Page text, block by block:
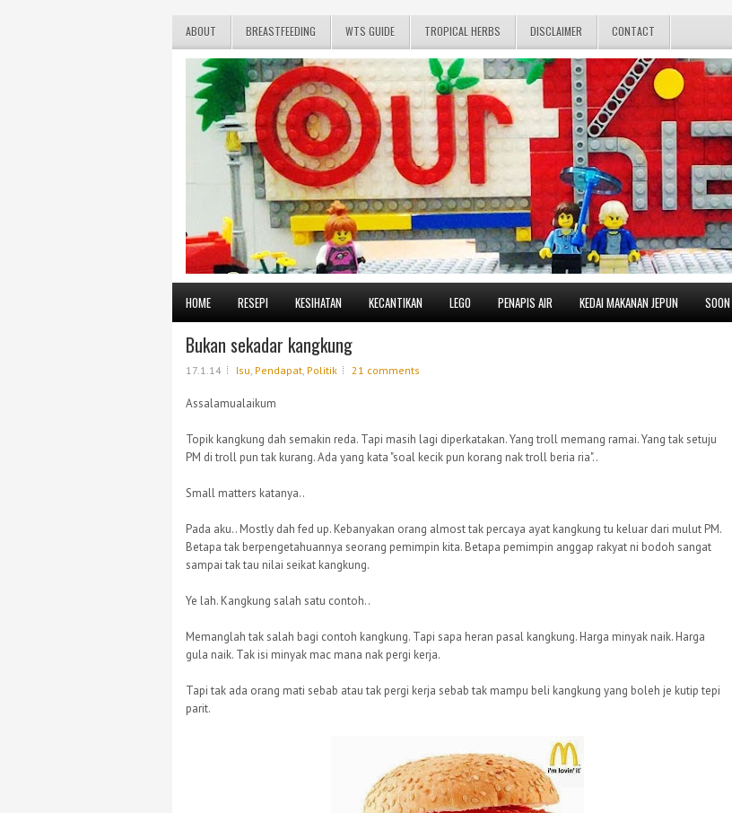
ABOUT BREASTFEEDING WTS GUIDE TROPICAL HERBS DISCLAIMER CONTACT
HOME RESEPI KESIHATAN KECANTIKAN LEGO PENAPIS AIR KEDAI MAKANAN JEPUN SOON
Bukan sekadar kangkung
17.1.14 Isu, Pendapat, Politik 21 comments
Assalamualaikum
Topik kangkung dah semakin reda. Tapi masih lagi diperkatakan. Yang troll memang ramai. Yang tak setuju
PM di troll pun tak kurang. Ada yang kata "soal kecik pun korang nak troll beria ria"..
Small matters katanya..
Pada aku.. Mostly dah fed up. Kebanyakan orang almost tak percaya ayat kangkung tu keluar dari mulut PM.
Betapa tak berpengetahuannya seorang pemimpin kita. Betapa pemimpin anggap rakyat ni bodoh sangat
sampai tak tau nilai seikat kangkung.
Ye lah. Kangkung salah satu contoh..
Memanglah tak salah bagi contoh kangkung. Tapi sapa heran pasal kangkung. Harga minyak naik. Harga
gula naik. Tak isi minyak mac mana nak pergi kerja.
Tapi tak ada orang mati sebab atau tak pergi kerja sebab tak mampu beli kangkung yang boleh je kutip tepi
parit.